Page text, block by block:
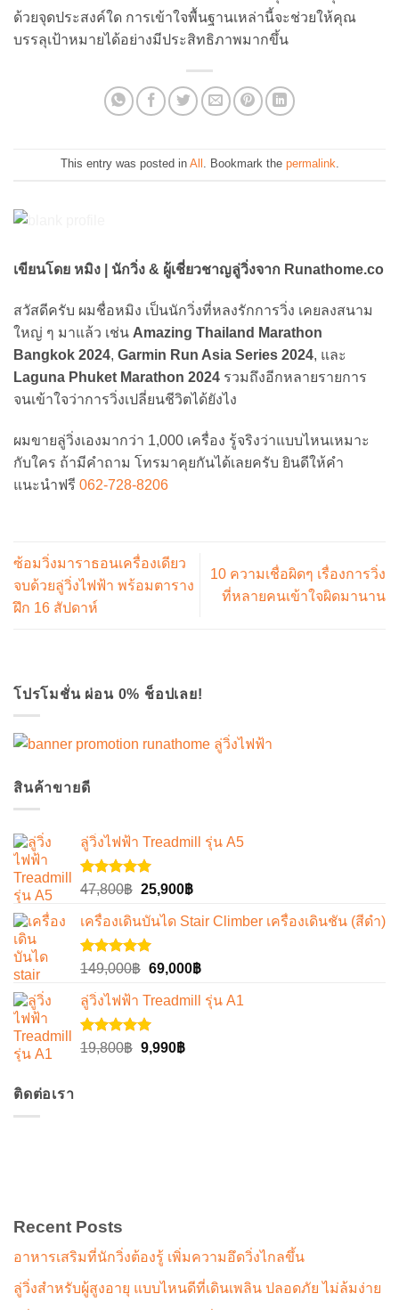
ด้วยจุดประสงค์ใด การเข้าใจพื้นฐานเหล่านี้จะช่วยให้คุณ
บรรลุเป้าหมายได้อย่างมีประสิทธิภาพมากขึ้น
This entry was posted in All . Bookmark the permalink.
เขียนโดย หมิง | นักวิ่ง & ผู้เชี่ยวชาญลู่วิ่งจาก Runathome.co
สวัสดีครับ ผมชื่อหมิง เป็นนักวิ่งที่หลงรักการวิ่ง เคยลงสนาม
ใหญ่ ๆ มาแล้ว เช่น Amazing Thailand Marathon
Bangkok 2024, Garmin Run Asia Series 2024, และ
Laguna Phuket Marathon 2024 รวมถึงอีกหลายรายการ
จนเข้าใจว่าการวิ่งเปลี่ยนชีวิตได้ยังไง
ผมขายลู่วิ่งเองมากว่า 1,000 เครื่อง รู้จริงว่าแบบไหนเหมาะ
กับใคร ถ้ามีคำถาม โทรมาคุยกันได้เลยครับ ยินดีให้คำ
แนะนำฟรี 062-728-8206
ซ้อมวิ่งมาราธอนเครื่องเดียว
จบด้วยลู่วิ่งไฟฟ้า พร้อมตาราง
ฝึก 16 สัปดาห์
10 ความเชื่อผิดๆ เรื่องการวิ่ง
ที่หลายคนเข้าใจผิดมานาน
โปรโมชั่น ผ่อน 0% ช็อปเลย!
สินค้าขายดี
ลู่วิ่งไฟฟ้า Treadmill รุ่น A5
ให้คะแนน
1-5
คะแนน
47,800฿ Original
was:
47,800฿.
25,900฿Current
is:
เครื่องเดินบันได Stair Climber เครื่องเดินชัน (สีดำ)
ให้คะแนน
1-5
คะแนน
149,000฿ Original
was:
149,000฿.
69,000฿Current
is:
ลู่วิ่งไฟฟ้า Treadmill รุ่น A1
ให้คะแนน
19,800฿ Original
9,990฿Current
ติดต่อเรา
Recent Posts
อาหารเสริมที่นักวิ่งต้องรู้ เพิ่มความอึดวิ่งไกลขึ้น
ลู่วิ่งสำหรับผู้สูงอายุ แบบไหนดีที่เดินเพลิน ปลอดภัย ไม่ล้มง่าย